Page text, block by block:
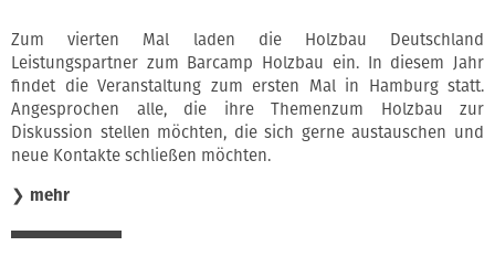
Zum vierten Mal laden die Holzbau Deutschland
Leistungspartner zum Barcamp Holzbau ein. In diesem Jahr
findet die Veranstaltung zum ersten Mal in Hamburg statt.
Angesprochen alle, die ihre Themenzum Holzbau zur
Diskussion stellen möchten, die sich gerne austauschen und
neue Kontakte schließen möchten.
❯ mehr